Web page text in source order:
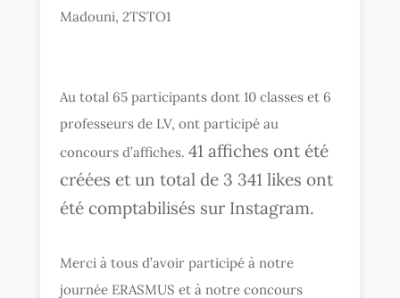
Madouni, 2TSTO1
Au total 65 participants dont 10 classes et 6
professeurs de LV, ont participé au
concours d’affiches.41 affiches ont été
créées et un total de 3 341 likes ont
été comptabilisés sur Instagram.
Merci à tous d’avoir participé à notre
journée ERASMUS et à notre concours